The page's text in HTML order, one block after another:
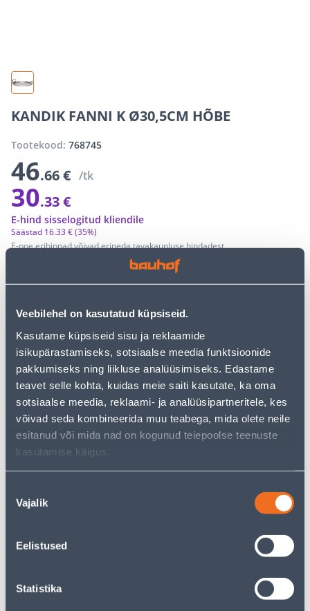
Veebilehel on kasutatud küpsiseid.
Kasutame küpsiseid sisu ja reklaamide
isikupärastamiseks, sotsiaalse meedia funktsioonide
pakkumiseks ning liikluse analüüsimiseks. Edastame
teavet selle kohta, kuidas meie saiti kasutate, ka oma
sotsiaalse meedia, reklaami- ja analüüsipartneritele, kes
võivad seda kombineerida muu teabega, mida olete neile
esitanud või mida nad on kogunud teiepoolse teenuste
kasutamise käigus.
valik
Vajalik
Eelistused
Statistika
KANDIK FANNI K Ø30,5CM HÕBE
Tootekood: 768745
46.66 € /tk
30.33 €
E-poe erihinnad võivad erineda tavakaupluse hindadest
Säästad 16.33 €(35%)
E-hind sisselogitud kliendile
− + LISA OSTUKORVI
Vaata saadavust
• Kandik läbimõõduga 30,5 cm.
• Värv: hõbe.
• 14-päevane tagastusõigus.
Eeldatav kojuvedu 3,69 € al. 2-5 tööpäeva
Kirjeldus